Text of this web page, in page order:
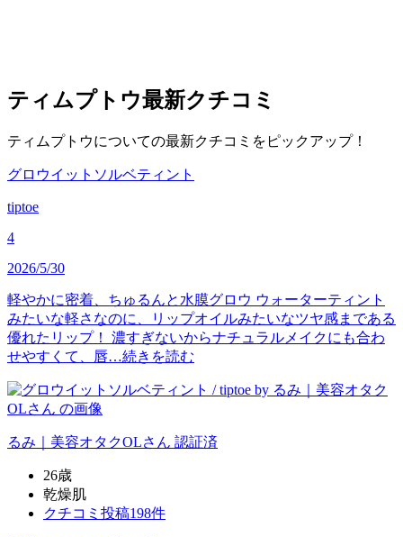
ティムプトウ最新クチコミ
ティムプトウについての最新クチコミをピックアップ！
グロウイットソルベティント
tiptoe
4
2026/5/30
軽やかに密着、ちゅるんと水膜グロウ ウォーターティント
みたいな軽さなのに、リップオイルみたいなツヤ感まである
優れたリップ！ 濃すぎないからナチュラルメイクにも合わ
せやすくて、唇…続きを読む
るみ｜美容オタクOLさん 認証済
26歳
乾燥肌
クチコミ投稿198件